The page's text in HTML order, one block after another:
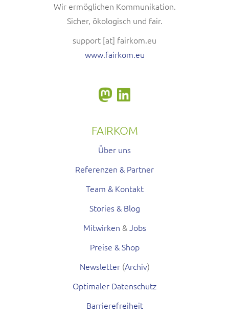
Wir ermöglichen Kommunikation.
Sicher, ökologisch und fair.
support [at] fairkom.eu
www.fairkom.eu
FAIRKOM
Über uns
Referenzen & Partner
Team & Kontakt
Stories & Blog
Mitwirken &Jobs
Preise & Shop
Newsletter(Archiv)
Optimaler Datenschutz
Barrierefreiheit